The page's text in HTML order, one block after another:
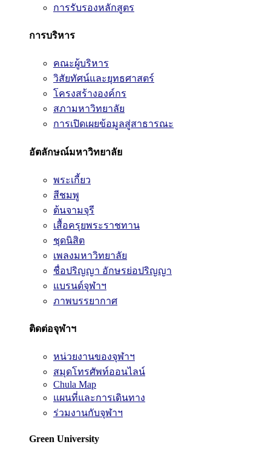
การรับรองหลักสูตร
การบริหาร
คณะผู้บริหาร
วิสัยทัศน์และยุทธศาสตร์
โครงสร้างองค์กร
สภามหาวิทยาลัย
การเปิดเผยข้อมูลสู่สาธารณะ
อัตลักษณ์มหาวิทยาลัย
พระเกี้ยว
สีชมพู
ต้นจามจุรี
เสื้อครุยพระราชทาน
ชุดนิสิต
เพลงมหาวิทยาลัย
ชื่อปริญญา อักษรย่อปริญญา
แบรนด์จุฬาฯ
ภาพบรรยากาศ
ติดต่อจุฬาฯ
หน่วยงานของจุฬาฯ
สมุดโทรศัพท์ออนไลน์
Chula Map
แผนที่และการเดินทาง
ร่วมงานกับจุฬาฯ
Green University